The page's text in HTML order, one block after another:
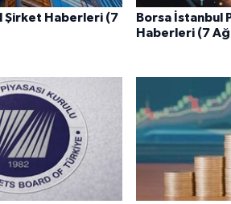
Şirket Haberleri (7
Borsa İstanbul
Haberleri (7